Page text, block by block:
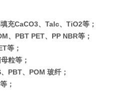
充CaCO3、Talc、TiO2等；
、PBT PET、PP NBR等；
等；
粒等；
PBT、POM 玻纤；
；